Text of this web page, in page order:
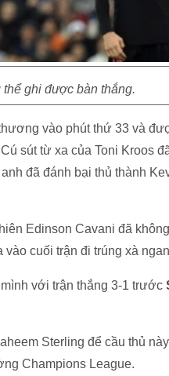
thể ghi được bàn thắng.
vào phút thứ 33 và
sút từ xa của Toni Kroos
đã đánh bại thủ thành
Edinson Cavani đã
cuối trận đi trúng xà
với trận thắng 3-1 trước
Sterling để cầu thủ
Champions League.